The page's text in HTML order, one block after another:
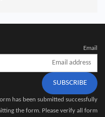
Email
SUBSCRIBE
has been submitted successfully!
the form. Please verify all form